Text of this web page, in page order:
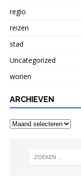
regio
reizen
stad
Uncategorized
wonen
ARCHIEVEN
Archieven